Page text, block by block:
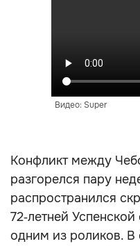
Видео: Super
Конфликт между
разгорелся пару
распространился
72‑летней
одним из роликов. В